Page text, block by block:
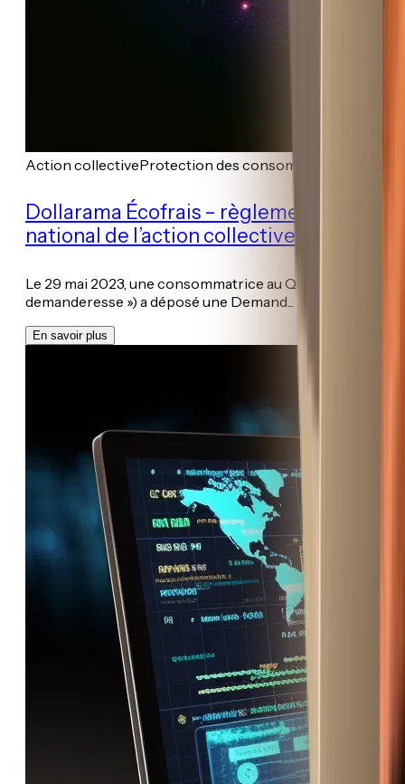
Action collectiveProtection des consommateurs
Dollarama Écofrais – règlement
national de l’action collective
Le 29 mai 2023, une consommatrice au Québec (la «
demanderesse ») a déposé une Demand...
En savoir plus